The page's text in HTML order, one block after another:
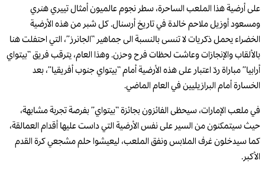
على أرضية هذا الملعب الساحرة، سطر نجوم عالميون أمثال تييري هنري
ومسعود أوزيل ملاحم خالدة في تاريخ أرسنال. كل شبر من هذه الأرضية
الخضراء يحمل ذكريات لا تنسى بالنسبة الى جماهير “الجانرز”، التي احتفلت هنا
بالألقاب والإنجازات وعاشت لحظات فرح وحزن. وهذا العام، يترقب فريق “بيتواي
أرابيا” مباراة ردّ اعتبار على هذه الأرضية أمام “بيتواي جنوب أفريقيا”، بعد
الخسارة أمام البرازيليين في العام الماضي.
في ملعب الإمارات، سيحظى الفائزون بجائزة “بيتواي” بفرصة تجربة مشابهة،
حيث سيتمكنون من السير على نفس الأرضية التي داست عليها أقدام العمالقة،
كما سيدخلون غرف الملابس ونفق الملعب، ليعيشوا حلم مشجعي كرة القدم
الأكبر.